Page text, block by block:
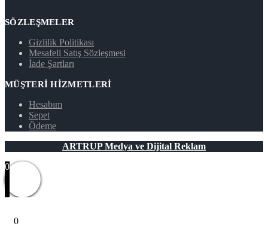
SÖZLEŞMELER
Gizlilik Politikası
Mesafeli Satış Sözleşmesi
İade Şartları
MÜŞTERI HIZMETLERI
Hesabım
Sepet
Ödeme
ARTRUP Medya ve Dijital Reklam
0
0